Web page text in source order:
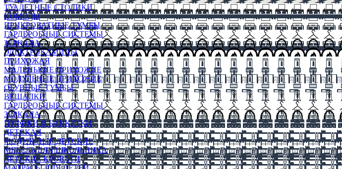
ТУАЛЕТНЫЕ СТОЛИКИ
КОМОДЫ
ПРИКРОВАТНЫЕ ТУМБЫ
ГАРДЕРОБНЫЕ СИСТЕМЫ
ЗЕРКАЛА
ЭЛЕКТРОКАМИНЫ
ПРИХОЖАЯ
МАЛЕНЬКИЕ ПРИХОЖИЕ
МОДУЛЬНЫЕ ПРИХОЖИЕ
ОБУВНЫЕ ТУМБЫ
ВЕШАЛКИ
ГАРДЕРОБНЫЕ СИСТЕМЫ
ЗЕРКАЛА
ПУФИКИ И БАНКЕТКИ
ДЕТСКАЯ
МОДУЛЬНЫЕ ДЕТСКИЕ
МЕБЕЛЬ ДЛЯ ШКОЛЬНИКА
ДЕТСКИЕ КРОВАТИ